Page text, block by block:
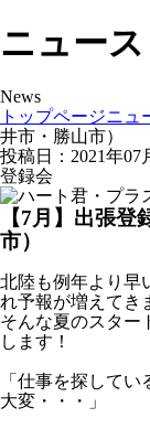
ニュース
News
トップページニュ
井市・勝山市）
投稿日：2021年07
登録会
【7月】出張
市）
北陸も例年より早
れ予報が増えてき
そんな夏のスター
します！
「仕事を探して
大変・・・」